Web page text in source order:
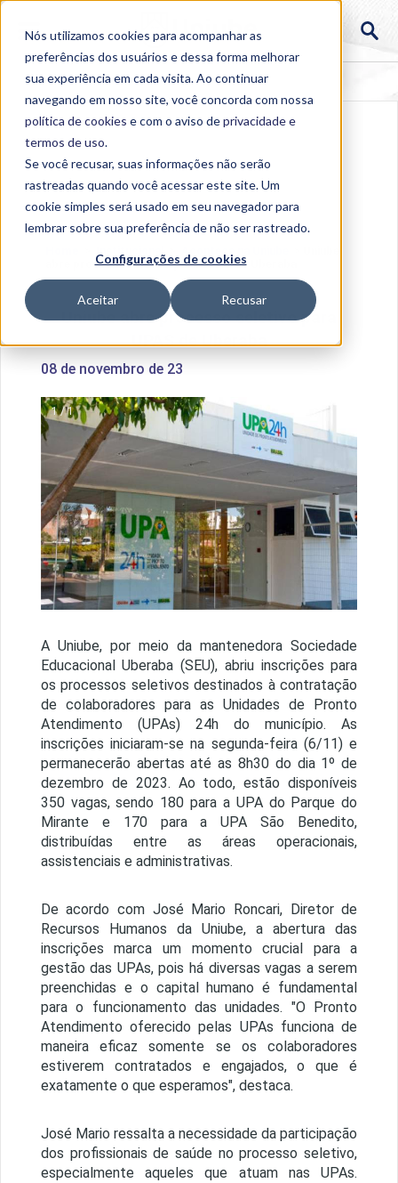
Nós utilizamos cookies para acompanhar as
preferências dos usuários e dessa forma melhorar
sua experiência em cada visita. Ao continuar
navegando em nosso site, você concorda com nossa
política de cookies e com o aviso deprivacidade e
termos de uso.
Se você recusar, suas informações não serão
rastreadas quando você acessar este site. Um
cookie simples será usado em seu navegador para
lembrar sobre sua preferência de não ser rastreado.
Configurações de cookies
Aceitar Recusar
abre processo seletivo para UPAS de Uberaba
Uniube abre processo seletivo para
UPAS de Uberaba
08 de novembro de 23
1 / 1
A Uniube, por meio da mantenedora Sociedade
Educacional Uberaba (SEU), abriu inscrições para
os processos seletivos destinados à contratação
de colaboradores para as Unidades de Pronto
Atendimento (UPAs) 24h do município. As
inscrições iniciaram-se na segunda-feira (6/11) e
permanecerão abertas até as 8h30 do dia 1º de
dezembro de 2023. Ao todo, estão disponíveis
350 vagas, sendo 180 para a UPA do Parque do
Mirante e 170 para a UPA São Benedito,
distribuídas entre as áreas operacionais,
assistenciais e administrativas.
De acordo com José Mario Roncari, Diretor de
Recursos Humanos da Uniube, a abertura das
inscrições marca um momento crucial para a
gestão das UPAs, pois há diversas vagas a serem
preenchidas e o capital humano é fundamental
para o funcionamento das unidades. "O Pronto
Atendimento oferecido pelas UPAs funciona de
maneira eficaz somente se os colaboradores
estiverem contratados e engajados, o que é
exatamente o que esperamos", destaca.
José Mario ressalta a necessidade da participação
dos profissionais de saúde no processo seletivo,
especialmente aqueles que atuam nas UPAs.